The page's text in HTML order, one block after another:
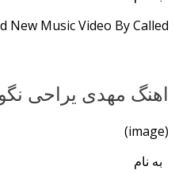
New Music Video By Called
اهنگ مهدی یراحی
(image)
به نام